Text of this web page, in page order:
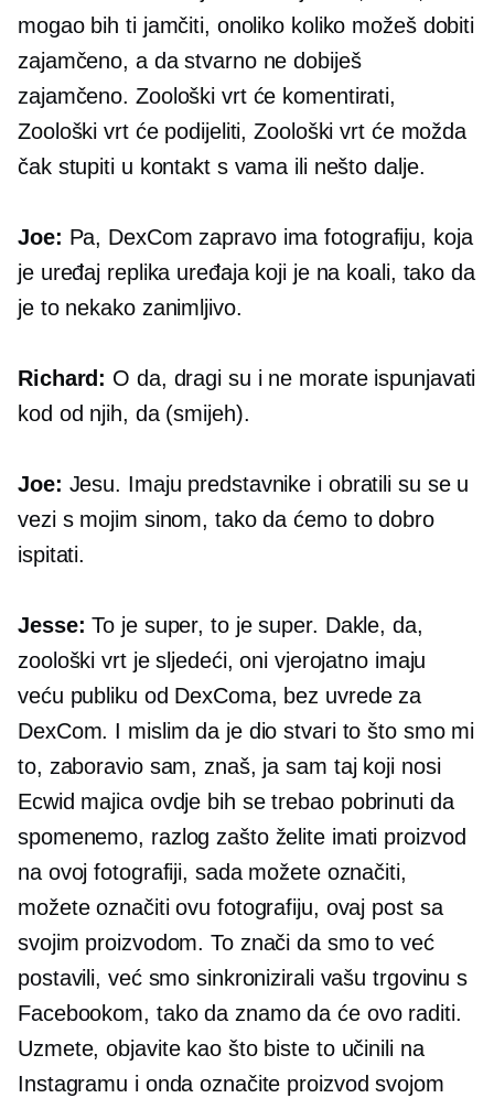
mogao bih ti jamčiti, onoliko koliko možeš dobiti
zajamčeno, a da stvarno ne dobiješ
zajamčeno. Zoološki vrt će komentirati,
Zoološki vrt će podijeliti, Zoološki vrt će možda
čak stupiti u kontakt s vama ili nešto dalje.
Joe: Pa, DexCom zapravo ima fotografiju, koja
je uređaj replika uređaja koji je na koali, tako da
je to nekako zanimljivo.
Richard: O da, dragi su i ne morate ispunjavati
kod od njih, da (smijeh).
Joe: Jesu. Imaju predstavnike i obratili su se u
vezi s mojim sinom, tako da ćemo to dobro
ispitati.
Jesse: To je super, to je super. Dakle, da,
zoološki vrt je sljedeći, oni vjerojatno imaju
veću publiku od DexComa, bez uvrede za
DexCom. I mislim da je dio stvari to što smo mi
to, zaboravio sam, znaš, ja sam taj koji nosi
Ecwid majicaovdje bih se trebao pobrinuti da
spomenemo, razlog zašto želite imati proizvod
na ovoj fotografiji, sada možete označiti,
možete označiti ovu fotografiju, ovaj post sa
svojim proizvodom. To znači da smo to već
postavili, već smo sinkronizirali vašu trgovinu s
Facebookom, tako da znamo da će ovo raditi.
Uzmete, objavite kao što biste to učinili na
Instagramu i onda označite proizvod svojom